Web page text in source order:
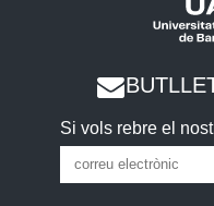
Si vols rebre el